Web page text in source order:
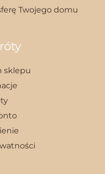
Twojego domu
sklepu